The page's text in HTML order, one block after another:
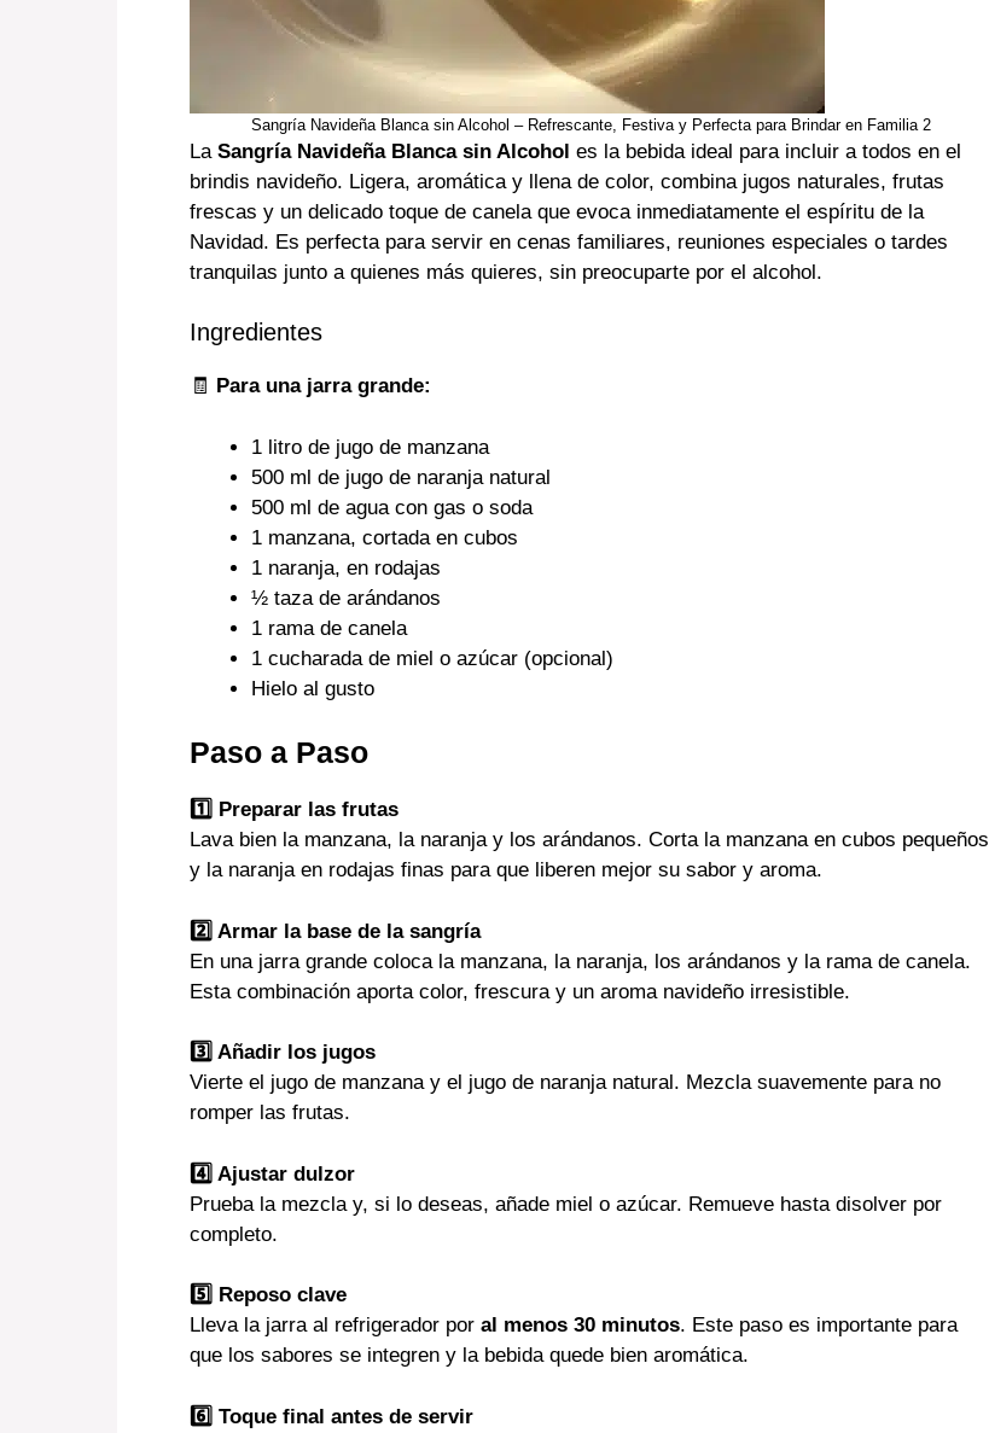
Sangría Navideña Blanca sin Alcohol – Refrescante, Festiva y Perfecta para Brindar en Familia 2
La Sangría Navideña Blanca sin Alcohol es la bebida ideal para incluir a todos en el
brindis navideño. Ligera, aromática y llena de color, combina jugos naturales, frutas
frescas y un delicado toque de canela que evoca inmediatamente el espíritu de la
Navidad. Es perfecta para servir en cenas familiares, reuniones especiales o tardes
tranquilas junto a quienes más quieres, sin preocuparte por el alcohol.
Ingredientes
🧾 Para una jarra grande:
1 litro de jugo de manzana
500 ml de jugo de naranja natural
500 ml de agua con gas o soda
1 manzana, cortada en cubos
1 naranja, en rodajas
½ taza de arándanos
1 rama de canela
1 cucharada de miel o azúcar (opcional)
Hielo al gusto
Paso a Paso
1️⃣ Preparar las frutas
Lava bien la manzana, la naranja y los arándanos. Corta la manzana en cubos pequeños
y la naranja en rodajas finas para que liberen mejor su sabor y aroma.
2️⃣ Armar la base de la sangría
En una jarra grande coloca la manzana, la naranja, los arándanos y la rama de canela.
Esta combinación aporta color, frescura y un aroma navideño irresistible.
3️⃣ Añadir los jugos
Vierte el jugo de manzana y el jugo de naranja natural. Mezcla suavemente para no
romper las frutas.
4️⃣ Ajustar dulzor
Prueba la mezcla y, si lo deseas, añade miel o azúcar. Remueve hasta disolver por
completo.
5️⃣ Reposo clave
Lleva la jarra al refrigerador por al menos 30 minutos. Este paso es importante para
que los sabores se integren y la bebida quede bien aromática.
6️⃣ Toque final antes de servir